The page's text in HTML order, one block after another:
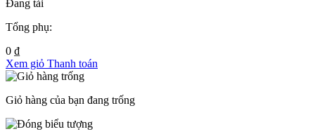
Đang tải
Tổng phụ:
0 ₫
Xem giỏ Thanh toán
Giỏ hàng của bạn đang trống